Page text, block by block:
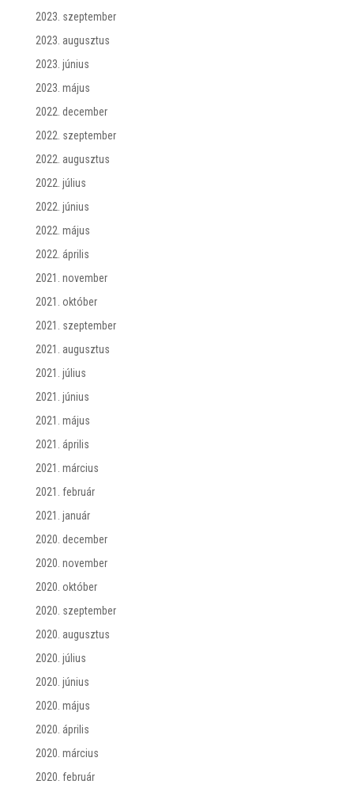
2023. szeptember
2023. augusztus
2023. június
2023. május
2022. december
2022. szeptember
2022. augusztus
2022. július
2022. június
2022. május
2022. április
2021. november
2021. október
2021. szeptember
2021. augusztus
2021. július
2021. június
2021. május
2021. április
2021. március
2021. február
2021. január
2020. december
2020. november
2020. október
2020. szeptember
2020. augusztus
2020. július
2020. június
2020. május
2020. április
2020. március
2020. február